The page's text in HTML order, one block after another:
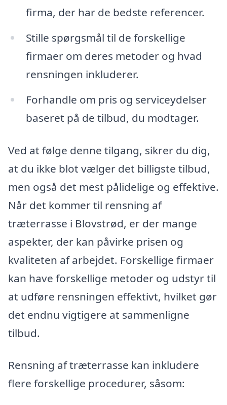
firma, der har de bedste referencer.
Stille spørgsmål til de forskellige
firmaer om deres metoder og hvad
rensningen inkluderer.
Forhandle om pris og serviceydelser
baseret på de tilbud, du modtager.
Ved at følge denne tilgang, sikrer du dig,
at du ikke blot vælger det billigste tilbud,
men også det mest pålidelige og effektive.
Når det kommer til rensning af
træterrasse i Blovstrød, er der mange
aspekter, der kan påvirke prisen og
kvaliteten af arbejdet. Forskellige firmaer
kan have forskellige metoder og udstyr til
at udføre rensningen effektivt, hvilket gør
det endnu vigtigere at sammenligne
tilbud.
Rensning af træterrasse kan inkludere
flere forskellige procedurer, såsom: